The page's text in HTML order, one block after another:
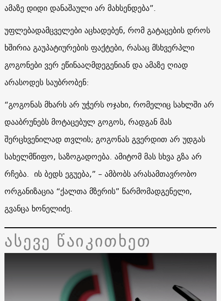
ამაზე დიდი დანაშაული არ მახსენდება”.
უფლებადამცველები აცხადებენ, რომ გატაცების დროს
ხშირია გაუპატიურების ფაქტები, რასაც მსხვერპლი
გოგონები ვერ ეწინააღმდეგენიან და ამაზე ღიად
არასოდეს საუბრობენ:
“გოგონას მხარს არ უჭერს ოჯახი, რომელიც სახლში არ
დააბრუნებს მოტაცებულ გოგოს, რადგან მას
შერცხვენილად თვლის; გოგონას გვერდით არ უდგას
სახელმწიფო, საზოგადოება. ამიტომ მას სხვა გზა არ
რჩება. ის ბედს ეგუება,” – ამბობს არასამთავრობო
ორგანიზაცია “ქალთა მზერის” წარმომადგენელი,
გვანცა ხონელიძე.
ასევე წაიკითხეთ